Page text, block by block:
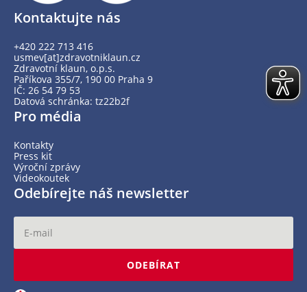
Kontaktujte nás
+420 222 713 416
usmev[at]zdravotniklaun.cz
Zdravotní klaun, o.p.s.
Paříkova 355/7, 190 00 Praha 9
IČ: 26 54 79 53
Datová schránka: tz22b2f
Pro média
Kontakty
Press kit
Výroční zprávy
Videokoutek
Odebírejte náš newsletter
ODEBÍRAT